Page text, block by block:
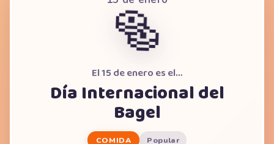
🥯
El 15 de enero es el…
Día Internacional del
Bagel
COMIDA Popular